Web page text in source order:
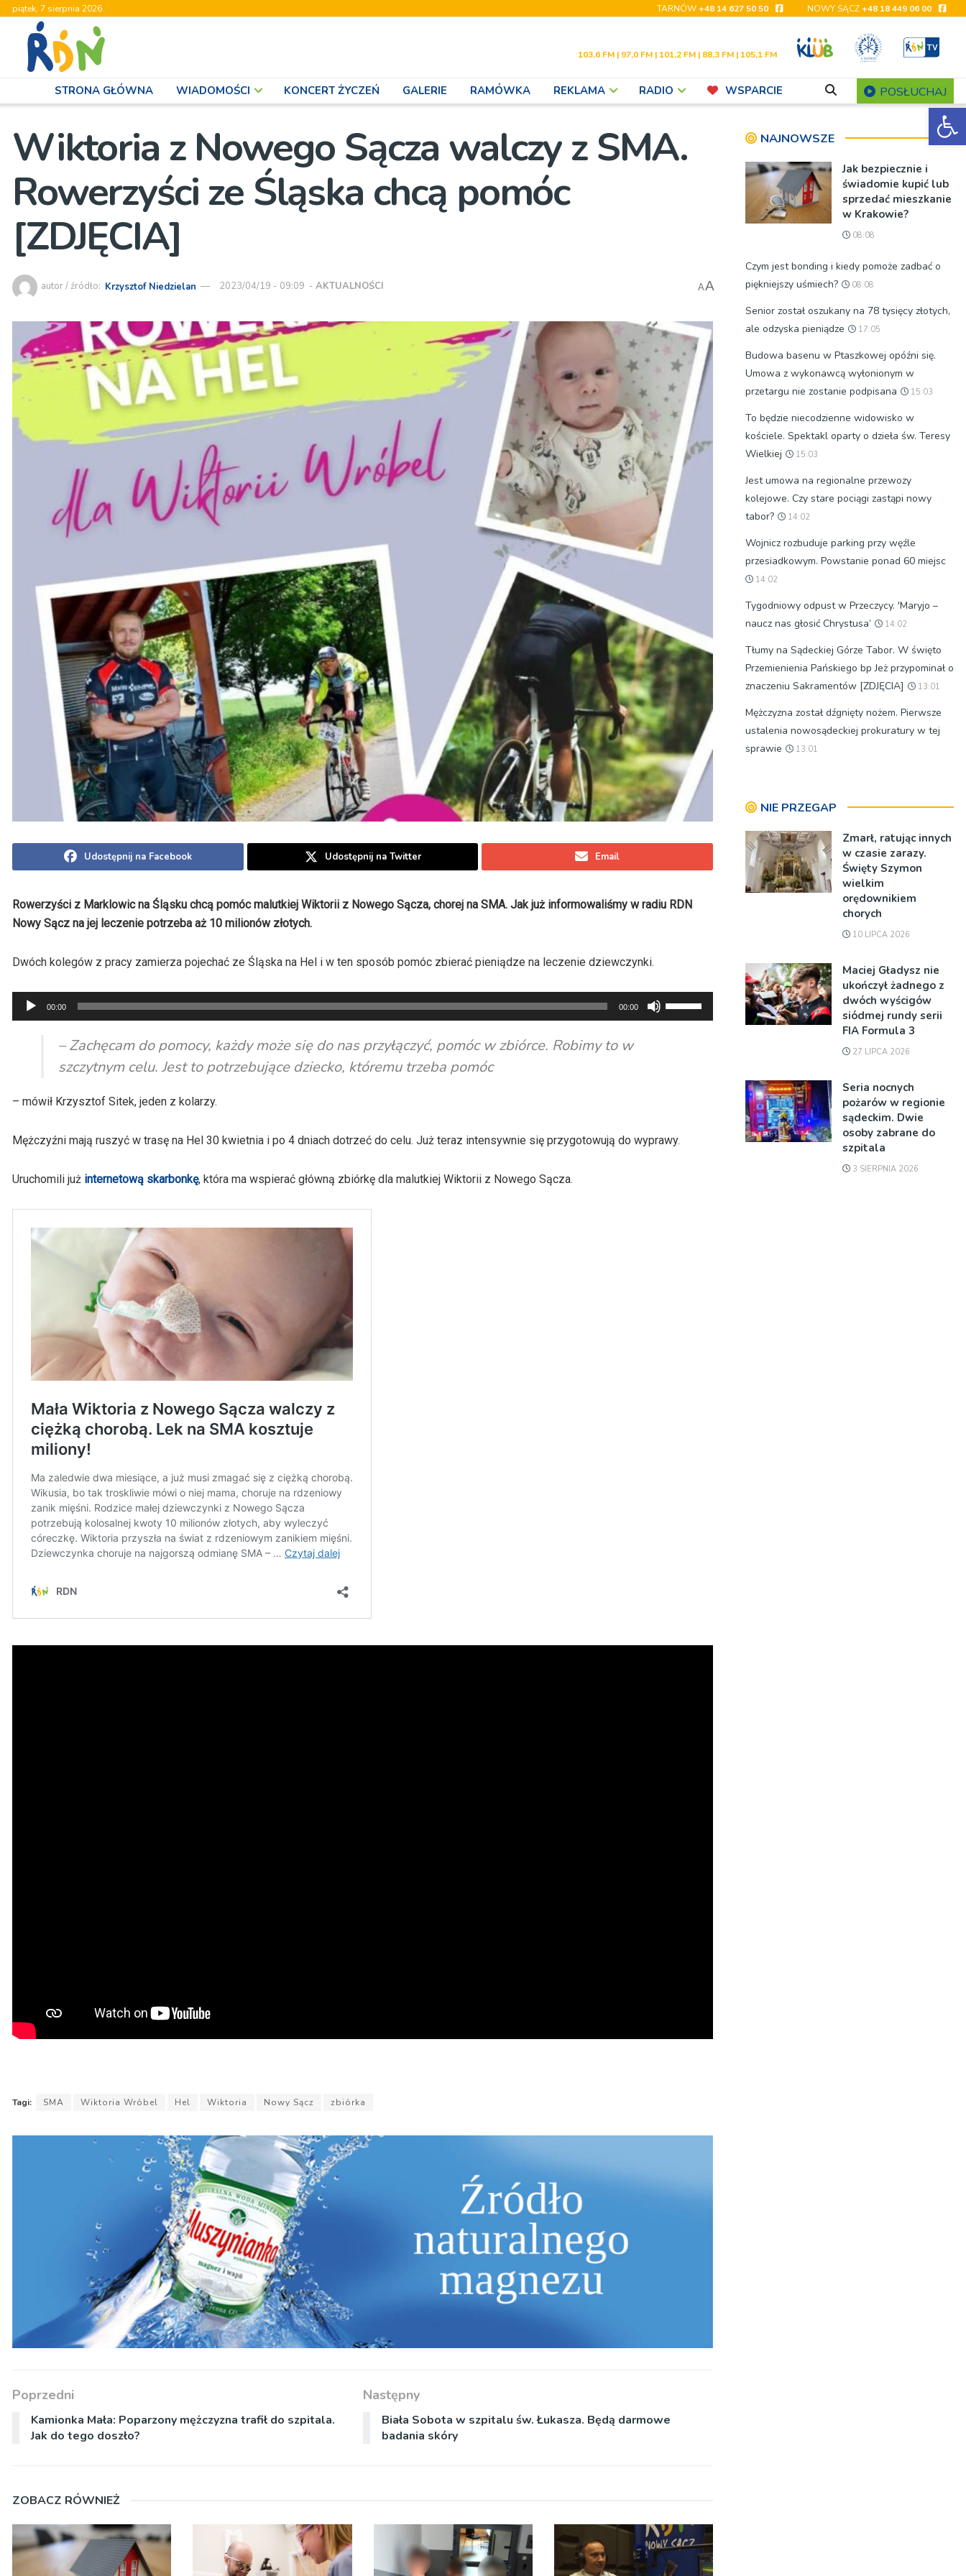
piątek, 7 sierpnia 2026 TARNÓW+48 14 627 50 50 NOWY SĄCZ+48 18 449 06 00
103,6 FM | 97,0 FM | 101,2 FM | 88,3 FM | 105,1 FM
STRONA GŁÓWNA WIADOMOŚCI KONCERT ŻYCZEŃ GALERIE RAMÓWKA REKLAMA RADIO WSPARCIE POSŁUCHAJ
Wiktoria z Nowego Sącza walczy z SMA.
Rowerzyści ze Śląska chcą pomóc
[ZDJĘCIA]
autor / źródło: Krzysztof Niedzielan 2023/04/19 - 09:09 - AKTUALNOŚCI AA
Udostępnij na Facebook Udostępnij na Twitter Email
Rowerzyści z Marklowic na Śląsku chcą pomóc malutkiej Wiktorii z Nowego Sącza, chorej na SMA. Jak już informowaliśmy w radiu RDN
Nowy Sącz na jej leczenie potrzeba aż 10 milionów złotych.
Dwóch kolegów z pracy zamierza pojechać ze Śląska na Hel i w ten sposób pomóc zbierać pieniądze na leczenie dziewczynki.
Odtwarzacz
plików
dźwiękowych
00:00 00:00
strzałek
zwiększyć
– Zachęcam do pomocy, każdy może się do nas przyłączyć, pomóc w zbiórce. Robimy to w
szczytnym celu. Jest to potrzebujące dziecko, któremu trzeba pomóc
– mówił Krzysztof Sitek, jeden z kolarzy.
Mężczyźni mają ruszyć w trasę na Hel 30 kwietnia i po 4 dniach dotrzeć do celu. Już teraz intensywnie się przygotowują do wyprawy.
Uruchomili już internetową skarbonkę, która ma wspierać główną zbiórkę dla malutkiej Wiktorii z Nowego Sącza.
Tagi: SMA Wiktoria Wróbel Hel Wiktoria Nowy Sącz zbiórka
Poprzedni
Kamionka Mała: Poparzony mężczyzna trafił do szpitala.
Jak do tego doszło?
Następny
Biała Sobota w szpitalu św. Łukasza. Będą darmowe
badania skóry
ZOBACZ RÓWNIEŻ
NAJNOWSZE
Jak bezpiecznie i
świadomie kupić lub
sprzedać mieszkanie
w Krakowie?
08:08
Czym jest bonding i kiedy pomoże zadbać o
piękniejszy uśmiech?
08:08
Senior został oszukany na 78 tysięcy złotych,
ale odzyska pieniądze
17:05
Budowa basenu w Ptaszkowej opóźni się.
Umowa z wykonawcą wyłonionym w
przetargu nie zostanie podpisana
15:03
To będzie niecodzienne widowisko w
kościele. Spektakl oparty o dzieła św. Teresy
Wielkiej
15:03
Jest umowa na regionalne przewozy
kolejowe. Czy stare pociągi zastąpi nowy
tabor?
14:02
Wojnicz rozbuduje parking przy węźle
przesiadkowym. Powstanie ponad 60 miejsc
14:02
Tygodniowy odpust w Przeczycy. 'Maryjo –
naucz nas głosić Chrystusa’
14:02
Tłumy na Sądeckiej Górze Tabor. W święto
Przemienienia Pańskiego bp Jeż przypominał o
znaczeniu Sakramentów [ZDJĘCIA]
13:01
Mężczyzna został dźgnięty nożem. Pierwsze
ustalenia nowosądeckiej prokuratury w tej
sprawie
13:01
NIE PRZEGAP
Zmarł, ratując innych
w czasie zarazy.
Święty Szymon
wielkim
orędownikiem
chorych
10 LIPCA 2026
Maciej Gładysz nie
ukończył żadnego z
dwóch wyścigów
siódmej rundy serii
FIA Formula 3
27 LIPCA 2026
Seria nocnych
pożarów w regionie
sądeckim. Dwie
osoby zabrane do
szpitala
3 SIERPNIA 2026